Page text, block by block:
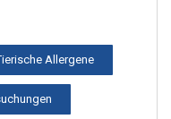
Allergene